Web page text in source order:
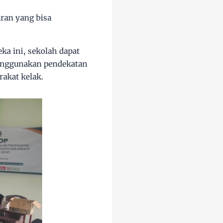
yang bisa
ini, sekolah dapat
pendekatan
kelak.